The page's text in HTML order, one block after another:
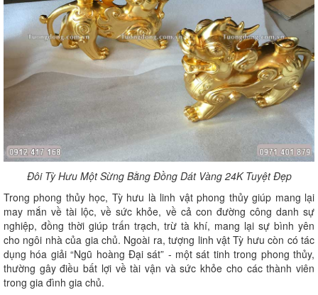
Đôi Tỳ Hưu Một Sừng Bằng Đồng Dát Vàng 24K Tuyệt Đẹp
Trong phong thủy học, Tỳ hưu là linh vật phong thủy giúp mang lại
may mắn về tài lộc, về sức khỏe, về cả con đường công danh sự
nghiệp, đồng thời giúp trấn trạch, trừ tà khí, mang lại sự bình yên
cho ngôi nhà của gia chủ. Ngoài ra, tượng linh vật Tỳ hưu còn có tác
dụng hóa giải “Ngũ hoàng Đại sát” - một sát tinh trong phong thủy,
thường gây điều bất lợi về tài vận và sức khỏe cho các thành viên
trong gia đình gia chủ.